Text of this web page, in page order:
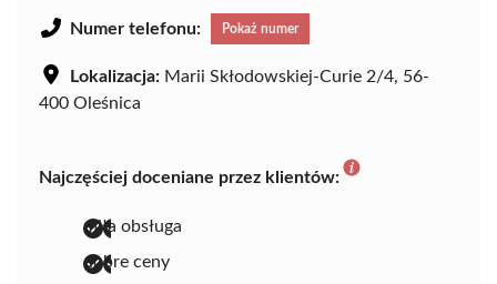
Numer telefonu: Pokaż numer
Lokalizacja: Marii Skłodowskiej-Curie 2/4, 56-
400 Oleśnica
Najczęściej doceniane przez klientów:
miła obsługa
dobre ceny